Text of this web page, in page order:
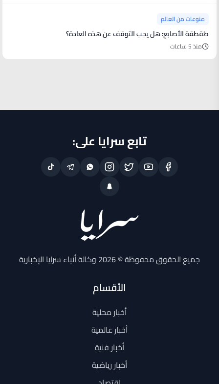
منوعات من العالم
طقطقة الأصابع: هل يجب التوقف عن هذه العادة؟
منذ 5 ساعات
تابع سرايا على:
جميع الحقوق محفوظة © 2026 وكالة أنباء سرايا الإخبارية
الأقسام
أخبار محلية
أخبار عالمية
أخبار فنية
أخبار رياضية